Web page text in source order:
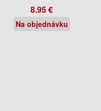
8.95 €
Na objednávku